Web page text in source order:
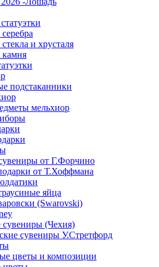
и хрусталя
камня
подстаканники
мельхиор
от Г.Форчино
от Т.Хоффмана
яйца
(Swarovski)
сувениры (Чехия)
сувениры У.Стретфорд
цветы и композиции